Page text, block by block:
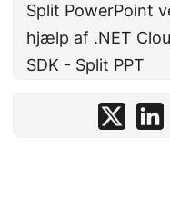
Split PowerPoint
hjælp af .NET
SDK - Split PPT